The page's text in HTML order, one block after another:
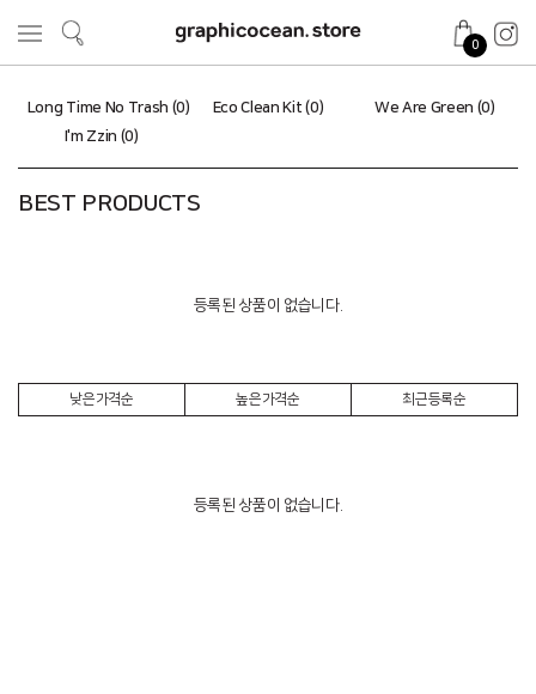
0
Long Time No Trash (0) Eco Clean Kit (0)
We Are Green (0)
I'm Zzin (0)
BEST PRODUCTS
등록된 상품이 없습니다.
낮은가격순 높은가격순 최근등록순
등록된 상품이 없습니다.